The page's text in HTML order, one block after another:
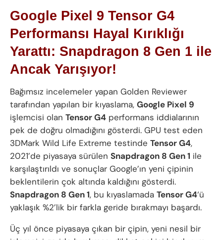
Google Pixel 9 Tensor G4
Performansı Hayal Kırıklığı
Yarattı: Snapdragon 8 Gen 1 ile
Ancak Yarışıyor!
Bağımsız incelemeler yapan Golden Reviewer
tarafından yapılan bir kıyaslama, Google Pixel 9
işlemcisi olan Tensor G4 performans iddialarının
pek de doğru olmadığını gösterdi. GPU test eden
3DMark Wild Life Extreme testinde Tensor G4,
2021’de piyasaya sürülen Snapdragon 8 Gen 1 ile
karşılaştırıldı ve sonuçlar Google’ın yeni çipinin
beklentilerin çok altında kaldığını gösterdi.
Snapdragon 8 Gen 1, bu kıyaslamada Tensor G4‘ü
yaklaşık %2’lik bir farkla geride bırakmayı başardı.
Üç yıl önce piyasaya çıkan bir çipin, yeni nesil bir